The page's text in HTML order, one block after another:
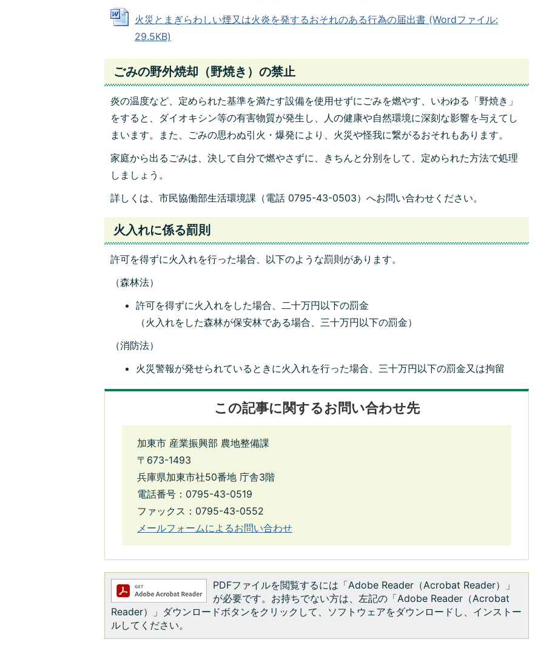
火災とまぎらわしい煙又は火炎を発するおそれのある行為の届出書 (Wordファイル:
29.5KB)
ごみの野外焼却（野焼き）の禁止
炎の温度など、定められた基準を満たす設備を使用せずにごみを燃やす、いわゆる「野焼き 」
をすると、ダイオキシン等の有害物質が発生し、人の健康や自然環境に深刻な影響を与えてし
まいます。また、ごみの思わぬ引火・爆発により、火災や怪我に繋がるおそれもあります。
家庭から出るごみは、決して自分で燃やさずに、きちんと分別をして、定められた方法で処理
しましょう。
詳しくは、市民協働部生活環境課（電話 0795-43-0503）へお問い合わせください。
火入れに係る罰則
許可を得ずに火入れを行った場合、以下のような罰則があります。
（森林法）
許可を得ずに火入れをした場合、二十万円以下の罰金
（火入れをした森林が保安林である場合、三十万円以下の罰金）
（消防法）
火災警報が発せられているときに火入れを行った場合、三十万円以下の罰金又は拘留
この記事に関するお問い合わせ先
加東市 産業振興部 農地整備課
〒673-1493
兵庫県加東市社50番地 庁舎3階
電話番号：0795-43-0519
ファックス：0795-43-0552
メールフォームによるお問い合わせ
PDFファイルを閲覧するには「Adobe Reader（Acrobat Reader）」
が必要です。お持ちでない方は、左記の「Adobe Reader（Acrobat
Reader）」ダウンロードボタンをクリックして、ソフトウェアをダウンロードし、インストー
ルしてください。